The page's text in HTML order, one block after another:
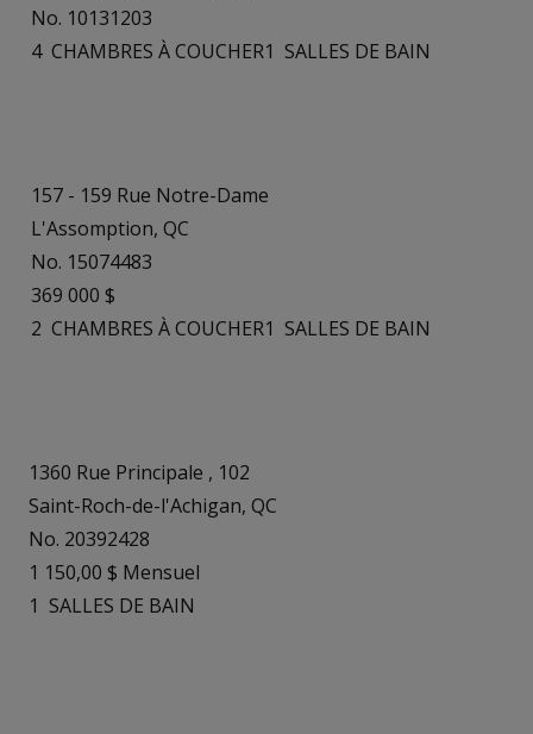
No. 10131203
4 CHAMBRES À COUCHER1 SALLES DE BAIN
157 - 159 Rue Notre-Dame
L'Assomption, QC
No. 15074483
369 000 $
2 CHAMBRES À COUCHER1 SALLES DE BAIN
1360 Rue Principale , 102
Saint-Roch-de-l'Achigan, QC
No. 20392428
1 150,00 $ Mensuel
1 SALLES DE BAIN